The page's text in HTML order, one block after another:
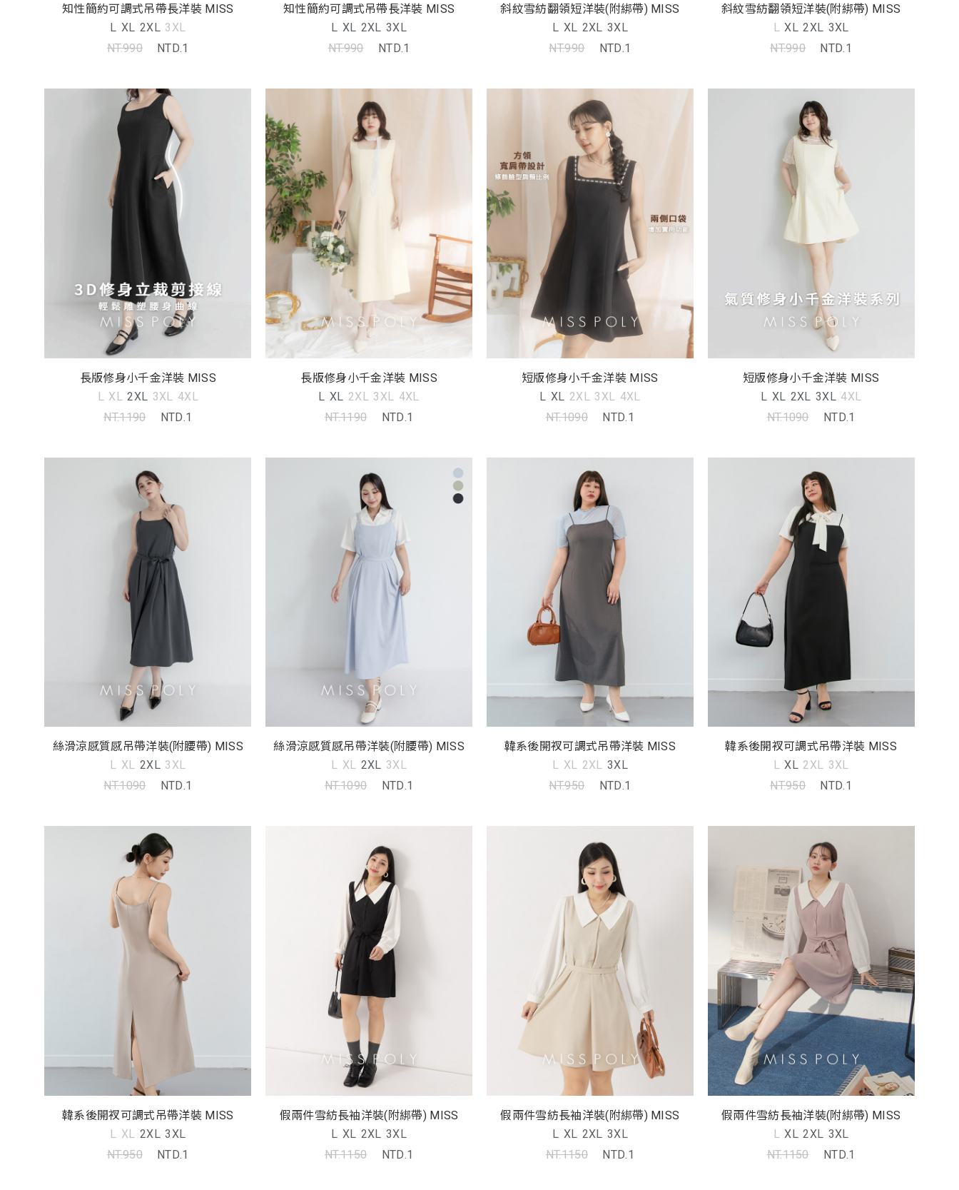
知性簡約可調式吊帶長洋裝 MISS
L XL 2XL 3XL
NT.990
NTD.1
知性簡約可調式吊帶長洋裝 MISS
L XL 2XL 3XL
NT.990
NTD.1
斜紋雪紡翻領短洋裝(附綁帶) MISS
L XL 2XL 3XL
NT.990
NTD.1
斜紋雪紡翻領短洋裝(附綁帶) MISS
L XL 2XL 3XL
NT.990
NTD.1
長版修身小千金洋裝 MISS
L XL 2XL 3XL 4XL
NT.1190
NTD.1
長版修身小千金洋裝 MISS
L XL 2XL 3XL 4XL
NT.1190
NTD.1
短版修身小千金洋裝 MISS
L XL 2XL 3XL 4XL
NT.1090
NTD.1
短版修身小千金洋裝 MISS
L XL 2XL 3XL 4XL
NT.1090
NTD.1
絲滑涼感質感吊帶洋裝(附腰帶) MISS
L XL 2XL 3XL
NT.1090
NTD.1
絲滑涼感質感吊帶洋裝(附腰帶) MISS
L XL 2XL 3XL
NT.1090
NTD.1
韓系後開衩可調式吊帶洋裝 MISS
L XL 2XL 3XL
NT.950
NTD.1
韓系後開衩可調式吊帶洋裝 MISS
L XL 2XL 3XL
NT.950
NTD.1
韓系後開衩可調式吊帶洋裝 MISS
L XL 2XL 3XL
NT.950
NTD.1
假兩件雪紡長袖洋裝(附綁帶) MISS
L XL 2XL 3XL
NT.1150
NTD.1
假兩件雪紡長袖洋裝(附綁帶) MISS
L XL 2XL 3XL
NT.1150
NTD.1
假兩件雪紡長袖洋裝(附綁帶) MISS
L XL 2XL 3XL
NT.1150
NTD.1